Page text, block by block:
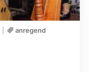
anregend